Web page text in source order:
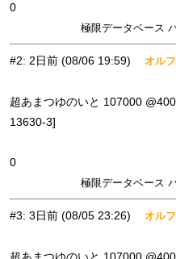
0
極限データベース
#2: 2日前 (08/06 19:59) オル
超あまつゆのいと 107000
13630-3]
0
極限データベース
#3: 3日前 (08/05 23:26) オル